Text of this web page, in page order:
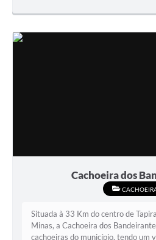
Cachoeira dos
Situada à 33 Km do centro de
Minas, a Cachoeira dos
cachoeiras do município, tendo um